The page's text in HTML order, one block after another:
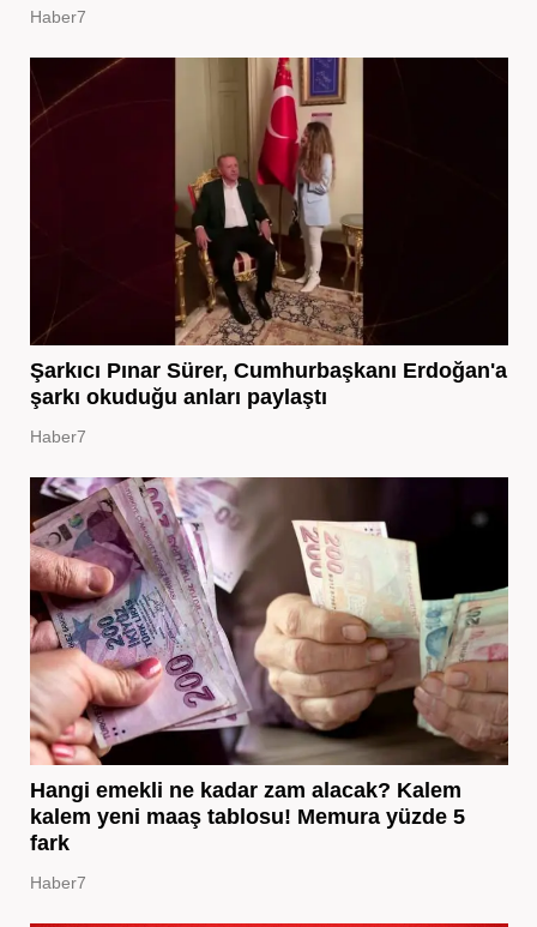
Haber7
Şarkıcı Pınar Sürer, Cumhurbaşkanı Erdoğan'a
şarkı okuduğu anları paylaştı
Haber7
Hangi emekli ne kadar zam alacak? Kalem
kalem yeni maaş tablosu! Memura yüzde 5
fark
Haber7